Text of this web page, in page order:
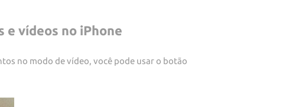
e vídeos no iPhone
no modo de vídeo, você pode usar o botão